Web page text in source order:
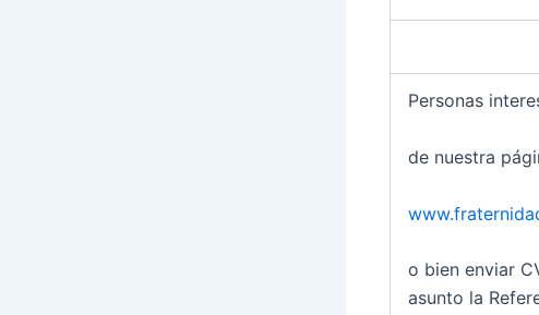
Personas
de nuestra
o bien enviar
asunto la